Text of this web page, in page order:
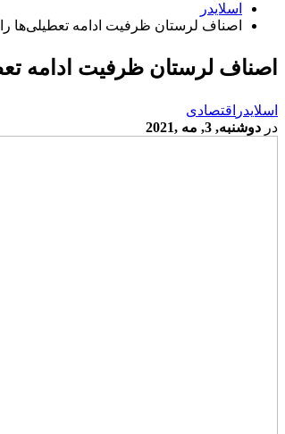
اسلایدر
اصناف لرستان ظرفیت ادامه تعطیلی‌ها را ندارند/ 35 هزار شغل در
اصناف لرستان ظرفیت ادامه تعطیلی‌ها را ندارند/
اسلایدر اقتصادی
در دوشنبه, 3, مه ,2021